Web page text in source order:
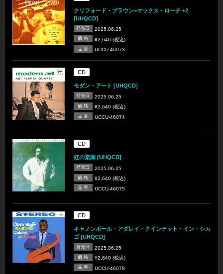
クリフォード・ブラウン=マックス・ローチ +2
[UHQCD]
発売日 2025.06.25
価 格 ¥2,640 (税込)
品 番 UCCU-46073
CD
モダン・アート [UHQCD]
発売日 2025.06.25
価 格 ¥2,640 (税込)
品 番 UCCU-46074
CD
虹の楽園 [UHQCD]
発売日 2025.06.25
価 格 ¥2,640 (税込)
品 番 UCCU-46075
CD
キャノンボール・アダレイ・クインテット・イン・シカ
ゴ [UHQCD]
発売日 2025.06.25
価 格 ¥2,640 (税込)
品 番 UCCU-46078